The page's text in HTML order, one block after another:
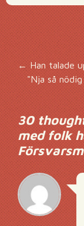
←Han talade
"Nja så
30
med folk